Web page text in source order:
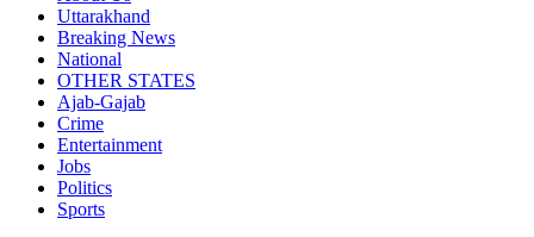
Uttarakhand
Breaking News
National
OTHER STATES
Ajab-Gajab
Crime
Entertainment
Jobs
Politics
Sports